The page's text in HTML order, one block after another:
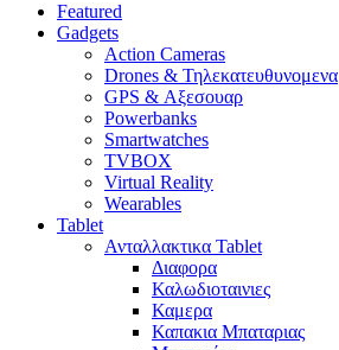
Featured
Gadgets
Action Cameras
Drones & Τηλεκατευθυνομενα
GPS & Αξεσουαρ
Powerbanks
Smartwatches
TVBOX
Virtual Reality
Wearables
Tablet
Ανταλλακτικα Tablet
Διαφορα
Καλωδιοταινιες
Καμερα
Καπακια Μπαταριας